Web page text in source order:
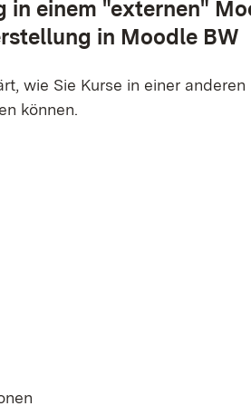
in einem "externen"
in Moodle BW
wie Sie Kurse in einer
können.